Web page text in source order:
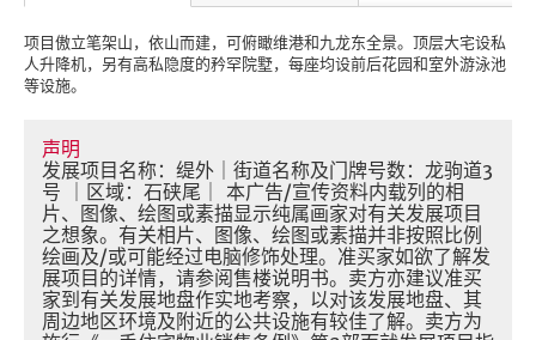
项目傲立笔架山，依山而建，可俯瞰维港和九龙东全景。顶层大宅设私
人升降机，另有高私隐度的矜罕院墅，每座均设前后花园和室外游泳池
等设施。
声明
发展项目名称：缇外｜街道名称及门牌号数：龙驹道3
号 ｜区域：石硖尾｜ 本广告/宣传资料内载列的相
片、图像、绘图或素描显示纯属画家对有关发展项目
之想象。有关相片、图像、绘图或素描并非按照比例
绘画及/或可能经过电脑修饰处理。准买家如欲了解发
展项目的详情，请参阅售楼说明书。卖方亦建议准买
家到有关发展地盘作实地考察，以对该发展地盘、其
周边地区环境及附近的公共设施有较佳了解。卖方为